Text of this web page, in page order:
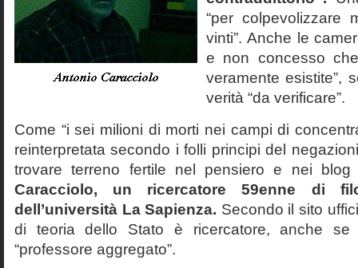
“per colpevolizzare
vinti”. Anche le
e non concesso
veramente esistite”,
verità “da verificare”.
Come “i sei milioni di morti nei campi di
reinterpretata secondo i folli principi del
trovare terreno fertile nel pensiero e nei
Caracciolo, un ricercatore 59enne di
dell’università La Sapienza. Secondo il sito
di teoria dello Stato è ricercatore, anche
“professore aggregato”.